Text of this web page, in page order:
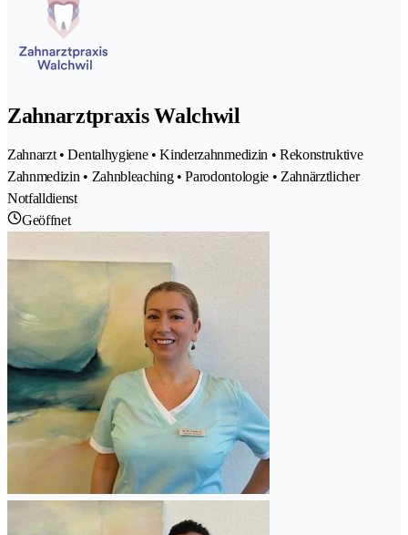
Zahnarztpraxis Walchwil
Zahnarzt • Dentalhygiene • Kinderzahnmedizin • Rekonstruktive
Zahnmedizin • Zahnbleaching • Parodontologie • Zahnärztlicher
Notfalldienst
Geöffnet